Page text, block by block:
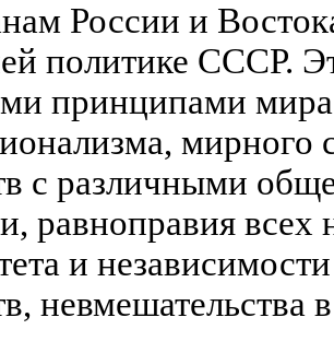
России и
политике СССР.
принципами
мирного
с различными
равноправия всех
и
невмешательства